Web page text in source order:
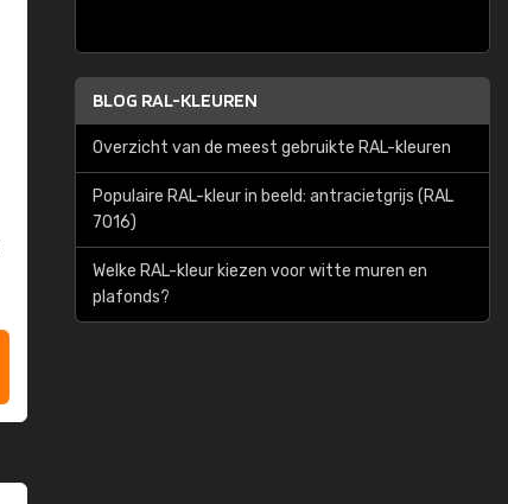
BLOG RAL-KLEUREN
Overzicht van de meest gebruikte RAL-kleuren
Populaire RAL-kleur in beeld: antracietgrijs (RAL
7016)
Welke RAL-kleur kiezen voor witte muren en
plafonds?